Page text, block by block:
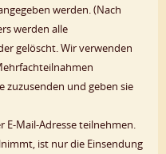
werden. (Nach
werden alle
gelöscht. Wir verwenden
zuzusenden und geben sie
E-Mail-Adresse teilnehmen.
ist nur die Einsendung